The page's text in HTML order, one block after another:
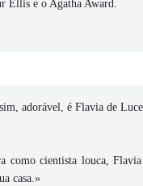
Ellis e o Agatha Award.
adorável, é Flavia de
como cientista louca,
casa.»